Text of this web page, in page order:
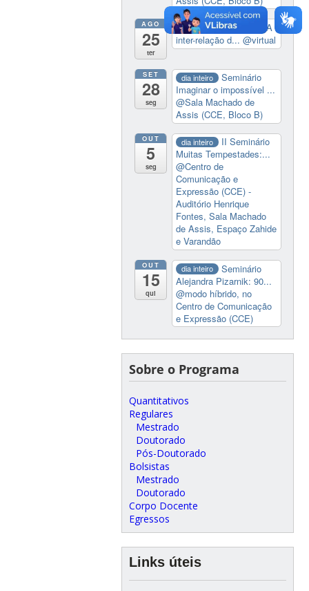
AGO
25
ter
14:00 Defesa da Tese A
inter-relação d...@virtual
SET
28
seg
dia inteiro
Seminário
Imaginar o impossível ...
@Sala Machado de
Assis (CCE, Bloco B)
OUT
5
seg
dia inteiro
II Seminário
Muitas Tempestades:...
@Centro de
Comunicação e
Expressão (CCE) -
Auditório Henrique
Fontes, Sala Machado
de Assis, Espaço Zahide
e Varandão
OUT
15
qui
dia inteiro
Seminário
Alejandra Pizarnik: 90...
@modo híbrido, no
Centro de Comunicação
e Expressão (CCE)
Sobre o Programa
Quantitativos
Regulares
Mestrado
Doutorado
Pós-Doutorado
Bolsistas
Mestrado
Doutorado
Corpo Docente
Egressos
Links úteis